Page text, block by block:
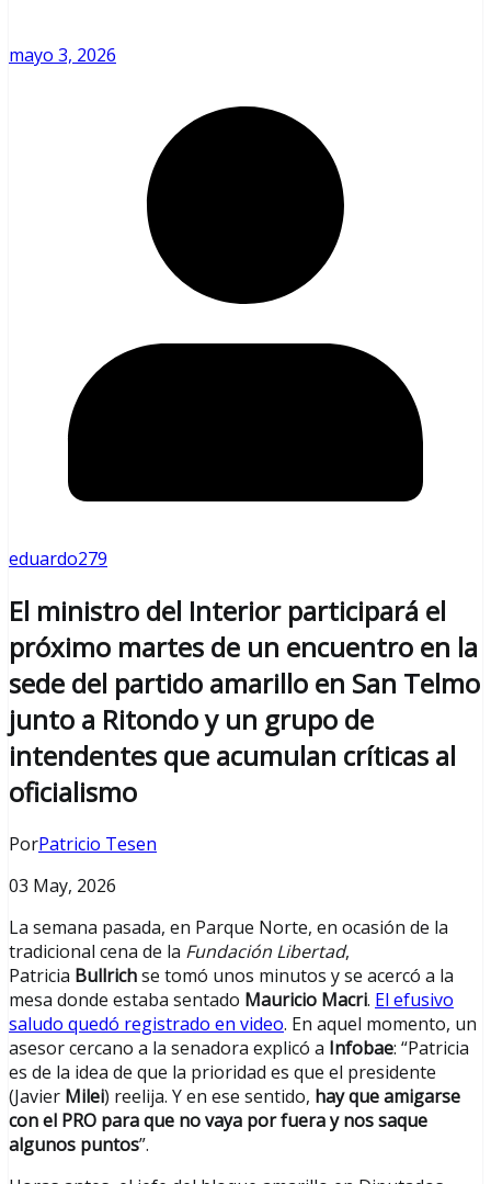
mayo 3, 2026
eduardo279
El ministro del Interior participará el
próximo martes de un encuentro en la
sede del partido amarillo en San Telmo
junto a Ritondo y un grupo de
intendentes que acumulan críticas al
oficialismo
PorPatricio Tesen
03 May, 2026
La semana pasada, en Parque Norte, en ocasión de la
tradicional cena de la Fundación Libertad,
Patricia Bullrichse tomó unos minutos y se acercó a la
mesa donde estaba sentado Mauricio Macri. El efusivo
saludo quedó registrado en video. En aquel momento, un
asesor cercano a la senadora explicó a Infobae: “Patricia
es de la idea de que la prioridad es que el presidente
(Javier Milei) reelija. Y en ese sentido, hay que amigarse
con el PRO para que no vaya por fuera y nos saque
algunos puntos”.